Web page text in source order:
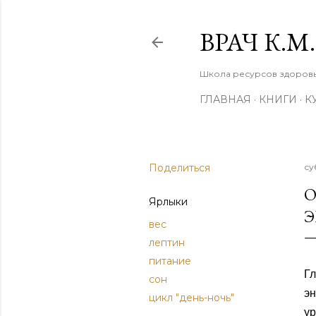
ВРАЧ
Школа ресурсов
ГЛАВНАЯ КНИГИ
Поделиться
Ярлыки
вес
лептин
питание
сон
цикл "день-ночь"